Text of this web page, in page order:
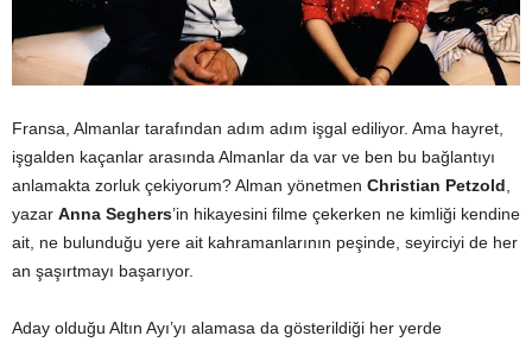
Fransa, Almanlar tarafından adım adım işgal ediliyor. Ama hayret,
işgalden kaçanlar arasında Almanlar da var ve ben bu bağlantıyı
anlamakta zorluk çekiyorum? Alman yönetmen Christian Petzold,
yazar Anna Seghers’in hikayesini filme çekerken ne kimliği kendine
ait, ne bulunduğu yere ait kahramanlarının peşinde, seyirciyi de her
an şaşırtmayı başarıyor.
Aday olduğu Altın Ayı’yı alamasa da gösterildiği her yerde